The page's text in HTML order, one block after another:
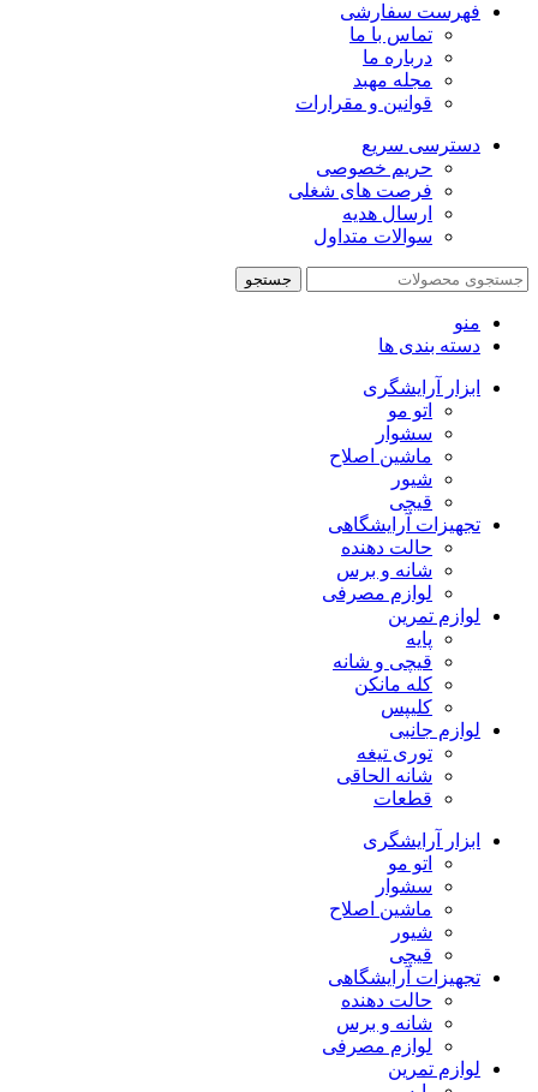
فهرست سفارشی
تماس با ما
درباره ما
مجله مهبد
قوانین و مقرارات
دسترسی سریع
حریم خصوصی
فرصت های شغلی
ارسال هدیه
سوالات متداول
جستجو
منو
دسته بندی ها
ابزار آرایشگری
اتو مو
سشوار
ماشین اصلاح
شیور
قیچی
تجهیزات آرایشگاهی
حالت دهنده
شانه و برس
لوازم مصرفی
لوازم تمرین
پایه
قیچی و شانه
کله مانکن
کلیپس
لوازم جانبی
توری تیغه
شانه الحاقی
قطعات
ابزار آرایشگری
اتو مو
سشوار
ماشین اصلاح
شیور
قیچی
تجهیزات آرایشگاهی
حالت دهنده
شانه و برس
لوازم مصرفی
لوازم تمرین